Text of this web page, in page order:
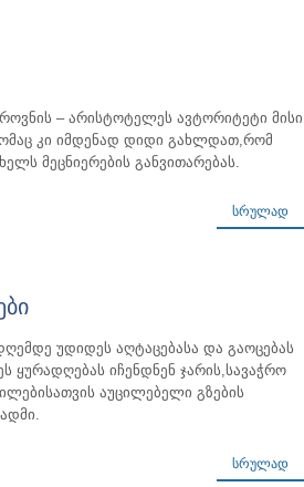
– არისტოტელეს ავტორიტეტი მისი
კი იმდენად დიდი გახლდათ,რომ
მეცნიერების განვითარებას.
ᲡᲠᲣᲚᲐᲓ
უდიდეს აღტაცებასა და გაოცებას
ყურადღებას იჩენდნენ ჯარის,სავაჭრო
აუცილებელი გზების
ᲡᲠᲣᲚᲐᲓ